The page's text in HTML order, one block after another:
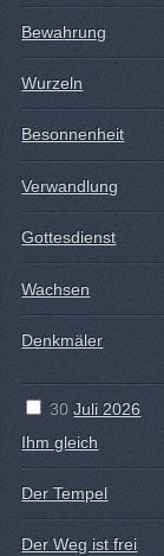
Bewahrung
Wurzeln
Besonnenheit
Verwandlung
Gottesdienst
Wachsen
Denkmäler
30 Juli 2026
Ihm gleich
Der Tempel
Der Weg ist frei